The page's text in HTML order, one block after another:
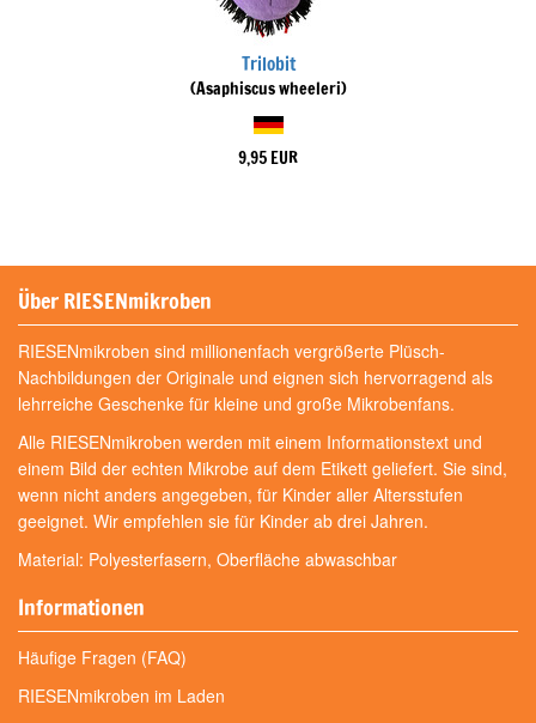
Trilobit
(Asaphiscus wheeleri)
9,95 EUR
Über RIESENmikroben
RIESENmikroben sind millionenfach vergrößerte Plüsch-
Nachbildungen der Originale und eignen sich hervorragend als
lehrreiche Geschenke für kleine und große Mikrobenfans.
Alle RIESENmikroben werden mit einem Informationstext und
einem Bild der echten Mikrobe auf dem Etikett geliefert. Sie sind,
wenn nicht anders angegeben, für Kinder aller Altersstufen
geeignet. Wir empfehlen sie für Kinder ab drei Jahren.
Material: Polyesterfasern, Oberfläche abwaschbar
Informationen
Häufige Fragen (FAQ)
RIESENmikroben im Laden